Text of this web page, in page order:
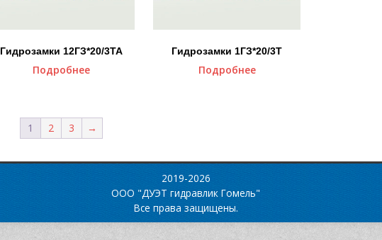
Гидрозамки 12ГЗ*20/3ТА
Подробнее
Гидрозамки 1ГЗ*20/3Т
Подробнее
1 2 3 →
2019-2026
ООО "ДУЭТ гидравлик Гомель"
Все права защищены.